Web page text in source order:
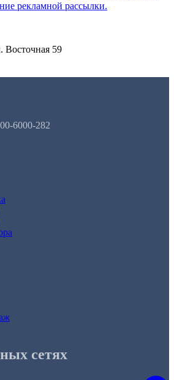
рекламной рассылки.
Восточная 59
6000-282
сетях